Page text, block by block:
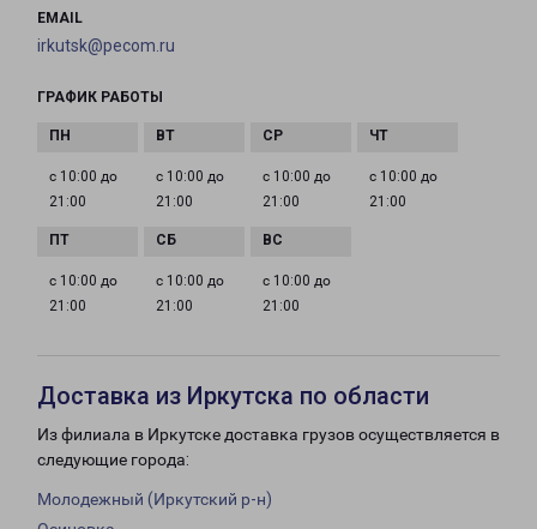
EMAIL
irkutsk@pecom.ru
ГРАФИК РАБОТЫ
с 10:00 до
21:00
с 10:00 до
21:00
с 10:00 до
21:00
с 10:00 до
21:00
с 10:00 до
21:00
с 10:00 до
21:00
с 10:00 до
21:00
Доставка из Иркутска по области
Из филиала в Иркутске доставка грузов осуществляется в
следующие города:
Молодежный (Иркутский р-н)